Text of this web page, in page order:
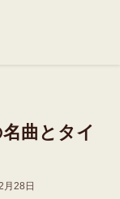
曲とタイ
月28日